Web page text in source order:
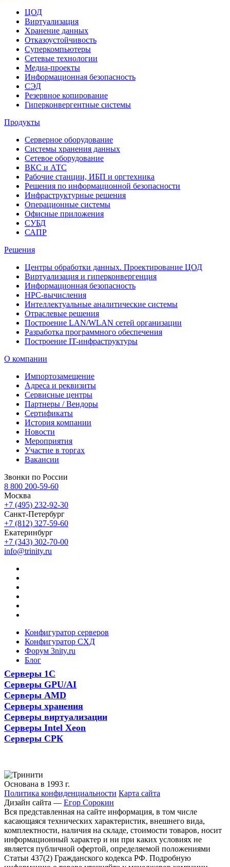
ЦОД
Виртуализация
Хранение данных
Отказоустойчивость
Суперкомпьютеры
Сетевые технологии
Медиа-проекты
Информационная безопасность
СЭД
Резервное копирование
Гиперконвергентные системы
Продукты
Серверное оборудование
Системы хранения данных
Сетевое оборудование
ВКС и АТС
Рабочие станции, ИБП и оргтехника
Решения по информационной безопасности
Инфраструктурные решения
Операционные системы
Офисные приложения
СУБД
САПР
Решения
Центры обработки данных. Проектирование ЦОД
Виртуализация и гиперконвергенция
Информационная безопасность
HPC-вычисления
Интеллектуальные аналитические системы
Отраслевые решения
Построение LAN/WLAN сетей организации
Разработка программного обеспечения
Построение IT-инфраструктуры
О компании
Импортозамещение
Адреса и реквизиты
Сервисные центры
Партнеры / Вендоры
Сертификаты
История компании
Новости
Мероприятия
Участие в торгах
Вакансии
Звонки по России
8 800 200-59-60
Москва
+7 (495) 232-92-30
Санкт-Петербург
+7 (812) 327-59-60
Екатеринбург
+7 (343) 302-70-00
info@trinity.ru
Конфигуратор серверов
Конфигуратор СХД
Форум 3nity.ru
Блог
Серверы 1С
Серверы GPU/AI
Серверы AMD
Серверы хранения
Серверы виртуализации
Серверы Intel Xeon
Серверы СРК
Основана в 1993 г.
Политика конфиденциальности Карта сайта
Дизайн сайта — Егор Сорокин
Вся представленная на сайте информация, в том числе
касающаяся технических характеристик, внешнего вида,
комплектности, наличия на складе, стоимости товаров, носит
информационный характер и ни при каких условиях не
является публичной офертой, определяемой положениями
Статьи 437(2) Гражданского кодекса РФ. Подробную